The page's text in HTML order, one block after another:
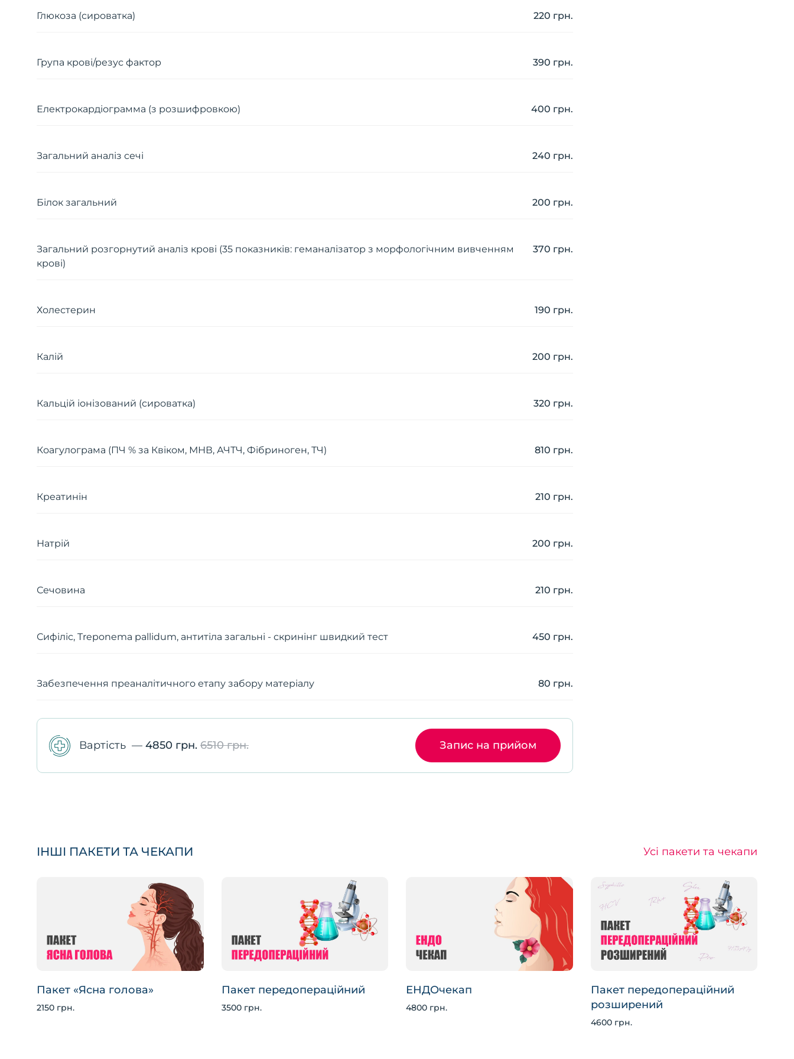
Глюкоза (сироватка) 220 грн.
Група крові/резус фактор 390 грн.
Електрокардіограмма (з розшифровкою) 400 грн.
Загальний аналіз сечі 240 грн.
Білок загальний 200 грн.
Загальний розгорнутий аналіз крові (35 показників: геманалізатор з морфологічним вивченням
крові)
370 грн.
Холестерин 190 грн.
Калій 200 грн.
Кальцій іонізований (сироватка) 320 грн.
Коагулограма (ПЧ % за Квіком, МНВ, АЧТЧ, Фібриноген, ТЧ) 810 грн.
Креатинін 210 грн.
Натрій 200 грн.
Сечовина 210 грн.
Сифіліс, Treponema pallidum, антитіла загальні - скринінг швидкий тест 450 грн.
Забезпечення преаналітичного етапу забору матеріалу 80 грн.
Вартість — 4850 грн. 6510 грн. Запис на прийом
ІНШІ ПАКЕТИ ТА ЧЕКАПИ Усі пакети та чекапи
Пакет «Ясна голова»
2150 грн.
Пакет передопераційний
3500 грн.
ЕНДОчекап
4800 грн.
Пакет передопераційний
розширений
4600 грн.